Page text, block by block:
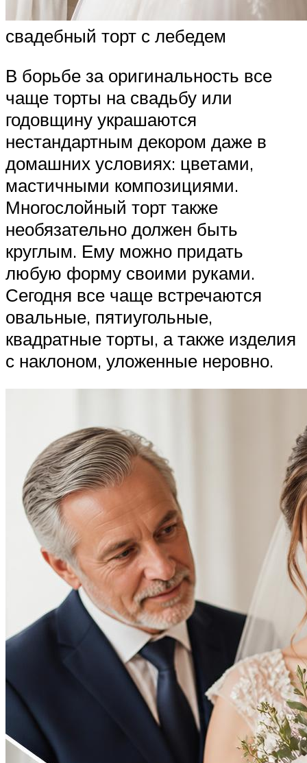
свадебный торт с лебедем
В борьбе за оригинальность все
чаще торты на свадьбу или
годовщину украшаются
нестандартным декором даже в
домашних условиях: цветами,
мастичными композициями.
Многослойный торт также
необязательно должен быть
круглым. Ему можно придать
любую форму своими руками.
Сегодня все чаще встречаются
овальные, пятиугольные,
квадратные торты, а также изделия
с наклоном, уложенные неровно.